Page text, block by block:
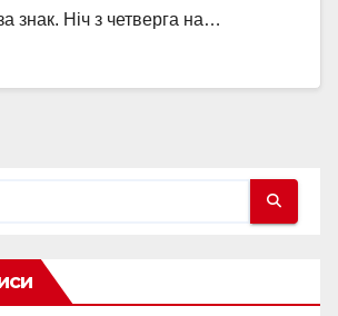
знак. Ніч з четверга на…